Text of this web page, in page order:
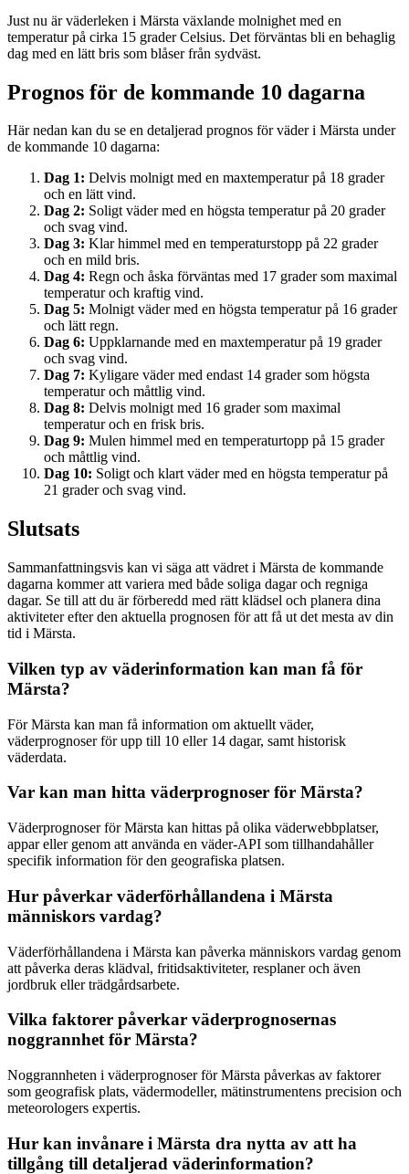
Just nu är väderleken i Märsta växlande molnighet med en
temperatur på cirka 15 grader Celsius. Det förväntas bli en behaglig
dag med en lätt bris som blåser från sydväst.
Prognos för de kommande 10 dagarna
Här nedan kan du se en detaljerad prognos för väder i Märsta under
de kommande 10 dagarna:
Dag 1: Delvis molnigt med en maxtemperatur på 18 grader
och en lätt vind.
Dag 2: Soligt väder med en högsta temperatur på 20 grader
och svag vind.
Dag 3: Klar himmel med en temperaturstopp på 22 grader
och en mild bris.
Dag 4: Regn och åska förväntas med 17 grader som maximal
temperatur och kraftig vind.
Dag 5: Molnigt väder med en högsta temperatur på 16 grader
och lätt regn.
Dag 6: Uppklarnande med en maxtemperatur på 19 grader
och svag vind.
Dag 7: Kyligare väder med endast 14 grader som högsta
temperatur och måttlig vind.
Dag 8: Delvis molnigt med 16 grader som maximal
temperatur och en frisk bris.
Dag 9: Mulen himmel med en temperaturtopp på 15 grader
och måttlig vind.
Dag 10: Soligt och klart väder med en högsta temperatur på
21 grader och svag vind.
Slutsats
Sammanfattningsvis kan vi säga att vädret i Märsta de kommande
dagarna kommer att variera med både soliga dagar och regniga
dagar. Se till att du är förberedd med rätt klädsel och planera dina
aktiviteter efter den aktuella prognosen för att få ut det mesta av din
tid i Märsta.
Vilken typ av väderinformation kan man få för
Märsta?
För Märsta kan man få information om aktuellt väder,
väderprognoser för upp till 10 eller 14 dagar, samt historisk
väderdata.
Var kan man hitta väderprognoser för Märsta?
Väderprognoser för Märsta kan hittas på olika väderwebbplatser,
appar eller genom att använda en väder-API som tillhandahåller
specifik information för den geografiska platsen.
Hur påverkar väderförhållandena i Märsta
människors vardag?
Väderförhållandena i Märsta kan påverka människors vardag genom
att påverka deras klädval, fritidsaktiviteter, resplaner och även
jordbruk eller trädgårdsarbete.
Vilka faktorer påverkar väderprognosernas
noggrannhet för Märsta?
Noggrannheten i väderprognoser för Märsta påverkas av faktorer
som geografisk plats, vädermodeller, mätinstrumentens precision och
meteorologers expertis.
Hur kan invånare i Märsta dra nytta av att ha
tillgång till detaljerad väderinformation?